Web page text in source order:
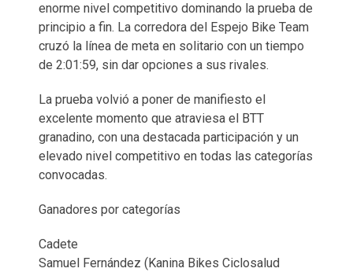
enorme nivel competitivo dominando la prueba de
principio a fin. La corredora del Espejo Bike Team
cruzó la línea de meta en solitario con un tiempo
de 2:01:59, sin dar opciones a sus rivales.
La prueba volvió a poner de manifiesto el
excelente momento que atraviesa el BTT
granadino, con una destacada participación y un
elevado nivel competitivo en todas las categorías
convocadas.
Ganadores por categorías
Cadete
Samuel Fernández (Kanina Bikes Ciclosalud